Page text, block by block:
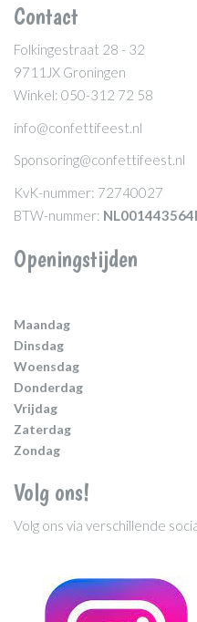
Contact
Folkingestraat 28 - 32
9711JX Groningen
Winkel: 050-312 72 58
info@confettifeest.nl
Sponsoring@confettifeest.nl
KvK-nummer: 72740027
BTW-nummer:
Openingstijden
Maandag
Dinsdag
Woensdag
Donderdag
Vrijdag
Zaterdag
Zondag
Volg ons!
Volg ons via verschillende